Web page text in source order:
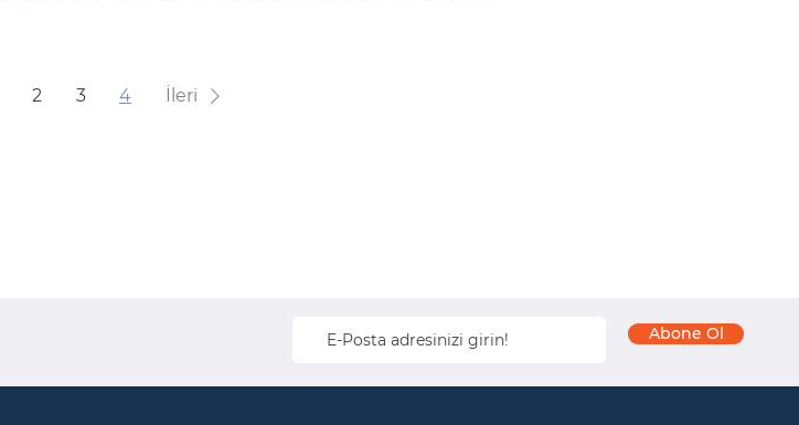
2 3 4 İleri
Abone Ol